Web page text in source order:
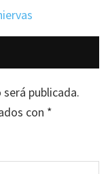
publicada.
con *